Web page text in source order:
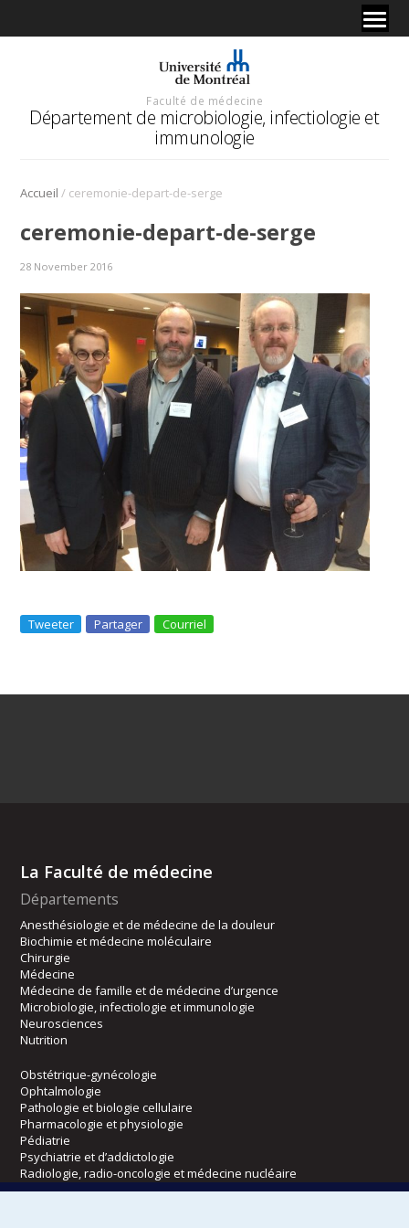
Faculté de médecine
Département de microbiologie, infectiologie et
immunologie
Accueil / ceremonie-depart-de-serge
ceremonie-depart-de-serge
28 November 2016
Tweeter Partager Courriel
La Faculté de médecine
Départements
Anesthésiologie et de médecine de la douleur
Biochimie et médecine moléculaire
Chirurgie
Médecine
Médecine de famille et de médecine d’urgence
Microbiologie, infectiologie et immunologie
Neurosciences
Nutrition
Obstétrique-gynécologie
Ophtalmologie
Pathologie et biologie cellulaire
Pharmacologie et physiologie
Pédiatrie
Psychiatrie et d’addictologie
Radiologie, radio-oncologie et médecine nucléaire